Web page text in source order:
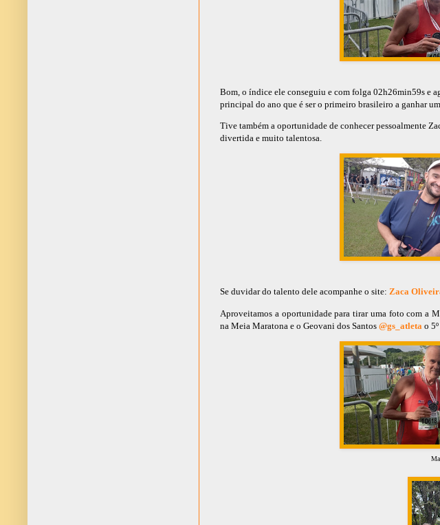
Bom, o índice ele conseguiu e com folga 02h26min59s e
principal do ano que é ser o primeiro brasileiro a ganhar
Tive também a oportunidade de conhecer pessoalmente
divertida e muito talentosa.
Se duvidar do talento dele acompanhe o site: Zaca
Aproveitamos a oportunidade para tirar uma foto com a
na Meia Maratona e o Geovani dos Santos @gs_atleta o